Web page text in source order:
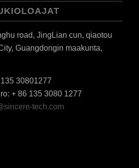
road, JingLian cun, qiaotou
Guangdongin maakunta,
30801277
+ 86 135 3080 1277
tech.com